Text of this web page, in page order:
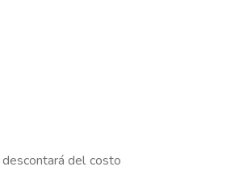
del costo